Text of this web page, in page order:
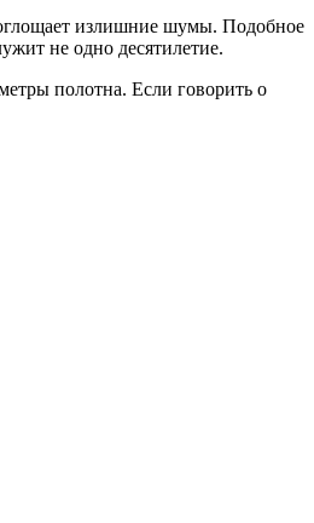
излишние шумы. Подобное
не одно десятилетие.
полотна. Если говорить о